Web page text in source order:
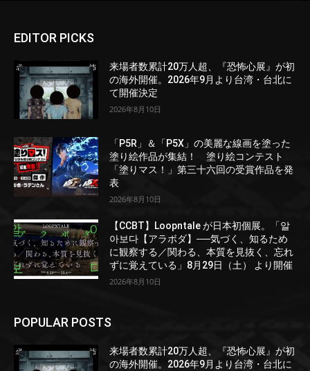
EDITOR PICKS
来場者数累計20万人超、『恐怖心展』が初
の海外開催。2026年9月より台湾・台北に
て開催決定
2026年8月10日
「P5R」＆「P5X」の美麗な線画を塗った
塗り絵作品が集結！ 塗り絵コンテスト
「塗りマス！」第三十六回の受賞作品を発
表
2026年8月10日
【CCBT】Loopntale が日本初個展。「알
아보다【アラボダ】──気づく、知るため
に観察する／関わる、本質を見抜く、忘れ
ずに覚えている」8月29日（土） より開催
2026年8月10日
POPULAR POSTS
来場者数累計20万人超、『恐怖心展』が初
の海外開催。2026年9月より台湾・台北に